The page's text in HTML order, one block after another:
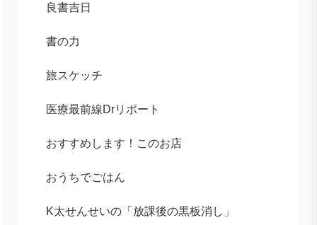
良書吉日
書の力
旅スケッチ
医療最前線Drリポート
おすすめします！このお店
おうちでごはん
K太せんせいの「放課後の黒板消し」